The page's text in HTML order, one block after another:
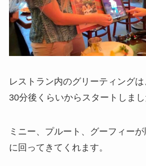
レストラン内のグリーティング
30分後くらいからスタートしまし
ミニー、プルート、グーフィー
に回ってきてくれます。